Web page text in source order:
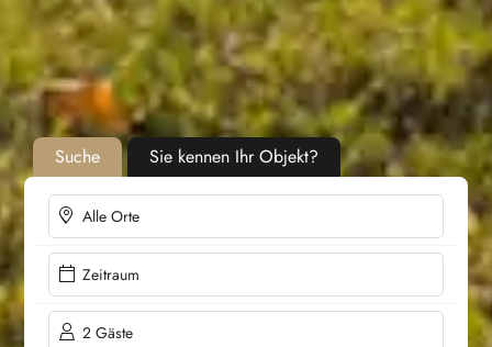
Suche
Sie kennen Ihr Objekt?
Alle Orte
Zeitraum
2 Gäste